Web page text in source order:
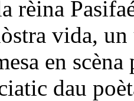
rèina
vida,
en
dau